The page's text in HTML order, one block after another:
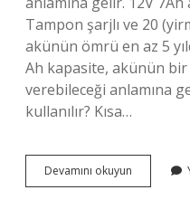
Tampon şarjlı ve 20
akünün ömrü en az 5
Ah kapasite, akünün bir
verebileceği anlamına
kullanılır? Kısa…
Devamını okuyun
Volt